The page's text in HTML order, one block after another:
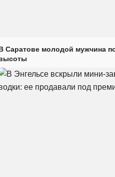
Саратове молодой мужчина